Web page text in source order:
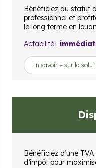
Bénéficiez du statut
professionnel et
le long terme en
Actabilité :
En savoir + sur la
Bénéficiez d’une
d’impôt pour